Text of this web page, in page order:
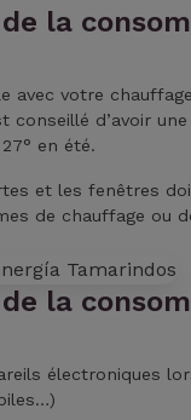
la
avec votre
conseillé d’avoir une
en été.
et les fenêtres
de chauffage ou
la
électroniques